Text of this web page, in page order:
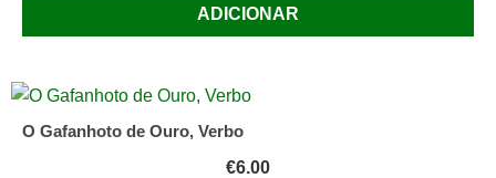
ADICIONAR
O Gafanhoto de Ouro, Verbo
€6.00